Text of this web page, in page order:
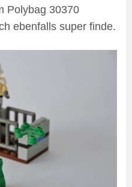
Polybag 30370
ebenfalls super finde.